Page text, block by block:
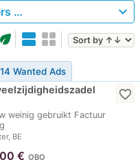
… expand_more
eco
14 Wanted Ads
weinig gebruikt Factuur
BE
favorite_border
€ OBO